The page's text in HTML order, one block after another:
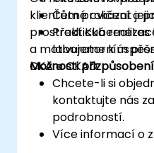
klientům prokázat
prostředí Kubernetes
a motivujeme k
CKA a CKAD.
Četné cvičení a
Praktická
laboratorním
Možnosti
Chcete-li si
kontaktujte nás
podrobností.
Více informací o